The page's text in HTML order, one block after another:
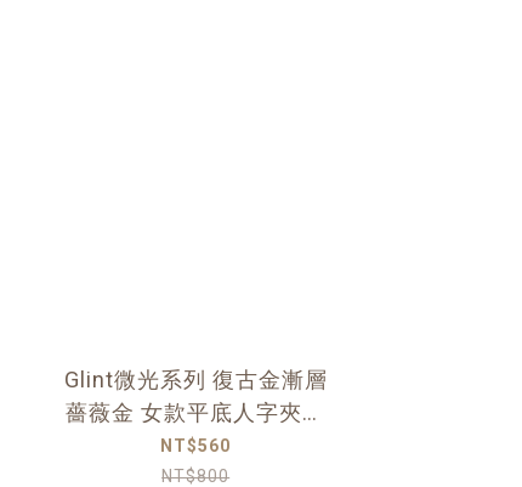
Glint微光系列 復古金漸層
薔薇金 女款平底人字夾腳
拖
NT$560
NT$800